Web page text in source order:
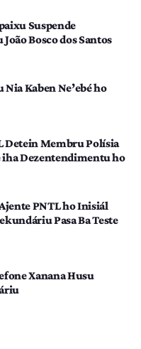
Suspende
Bosco dos Santos
Kaben Ne’ebé ho
Detein Membru Polísia
iha Dezentendimentu ho
PNTL ho Inisiál
Pasa Ba Teste
Xanana Husu